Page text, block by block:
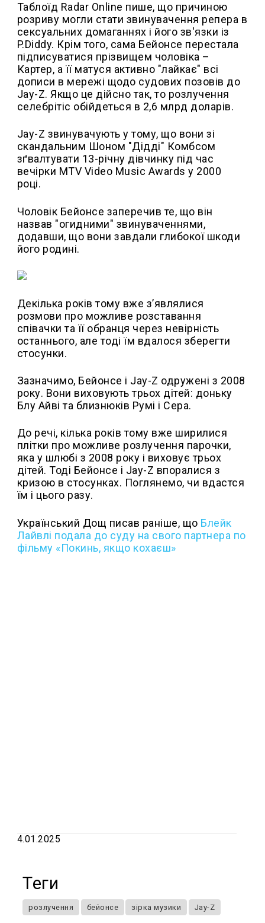
Таблоїд Radar Online пише, що причиною
розриву могли стати звинувачення репера в
сексуальних домаганнях і його зв'язки із
P.Diddy. Крім того, сама Бейонсе перестала
підписуватися прізвищем чоловіка –
Картер, а її матуся активно "лайкає" всі
дописи в мережі щодо судових позовів до
Jay-Z. Якщо це дійсно так, то розлучення
селебрітіс обійдеться в 2,6 млрд доларів.
Jay-Z звинувачують у тому, що вони зі
скандальним Шоном "Дідді" Комбсом
зґвалтувати 13-річну дівчинку під час
вечірки MTV Video Music Awards у 2000
році.
Чоловік Бейонсе заперечив те, що він
назвав "огидними" звинуваченнями,
додавши, що вони завдали глибокої шкоди
його родині.
Декілька років тому вже з’являлися
розмови про можливе розставання
співачки та її обранця через невірність
останнього, але тоді їм вдалося зберегти
стосунки.
Зазначимо, Бейонсе і Jay-Z одружені з 2008
року. Вони виховують трьох дітей: доньку
Блу Айві та близнюків Румі і Сера.
До речі, кілька років тому вже ширилися
плітки про можливе розлучення парочки,
яка у шлюбі з 2008 року і виховує трьох
дітей. Тоді Бейонсе і Jay-Z впоралися з
кризою в стосунках. Поглянемо, чи вдастся
їм і цього разу.
Український Дощ писав раніше, що Блейк
Лайвлі подала до суду на свого партнера по
фільму «Покинь, якщо кохаєш»
4.01.2025
Теги
розлучення бейонсе зірка музики Jay-Z